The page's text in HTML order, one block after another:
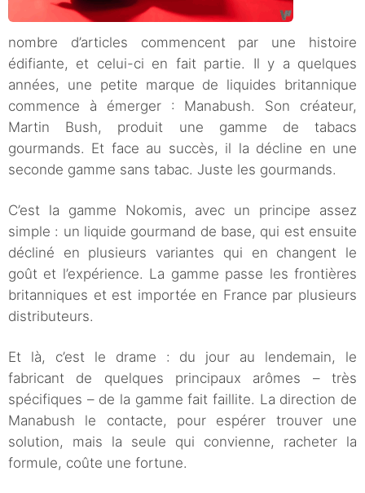
nombre d’articles commencent par une histoire
édifiante, et celui-ci en fait partie. Il y a quelques
années, une petite marque de liquides britannique
commence à émerger : Manabush. Son créateur,
Martin Bush, produit une gamme de tabacs
gourmands. Et face au succès, il la décline en une
seconde gamme sans tabac. Juste les gourmands.
C’est la gamme Nokomis, avec un principe assez
simple : un liquide gourmand de base, qui est ensuite
décliné en plusieurs variantes qui en changent le
goût et l’expérience. La gamme passe les frontières
britanniques et est importée en France par plusieurs
distributeurs.
Et là, c’est le drame : du jour au lendemain, le
fabricant de quelques principaux arômes – très
spécifiques – de la gamme fait faillite. La direction de
Manabush le contacte, pour espérer trouver une
solution, mais la seule qui convienne, racheter la
formule, coûte une fortune.